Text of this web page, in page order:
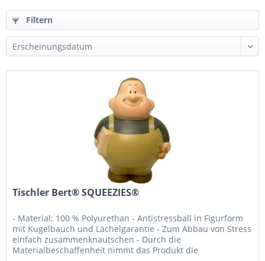
Filtern
Tischler Bert® SQUEEZIES®
- Material: 100 % Polyurethan - Antistressball in Figurform
mit Kugelbauch und Lächelgarantie - Zum Abbau von Stress
einfach zusammenknautschen - Durch die
Materialbeschaffenheit nimmt das Produkt die